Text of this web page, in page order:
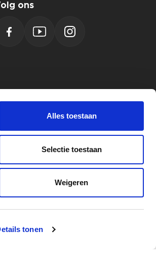
tonen
Alles toestaan
Selectie toestaan
Weigeren
ons
voorwaarden Powerplustools - 2026©